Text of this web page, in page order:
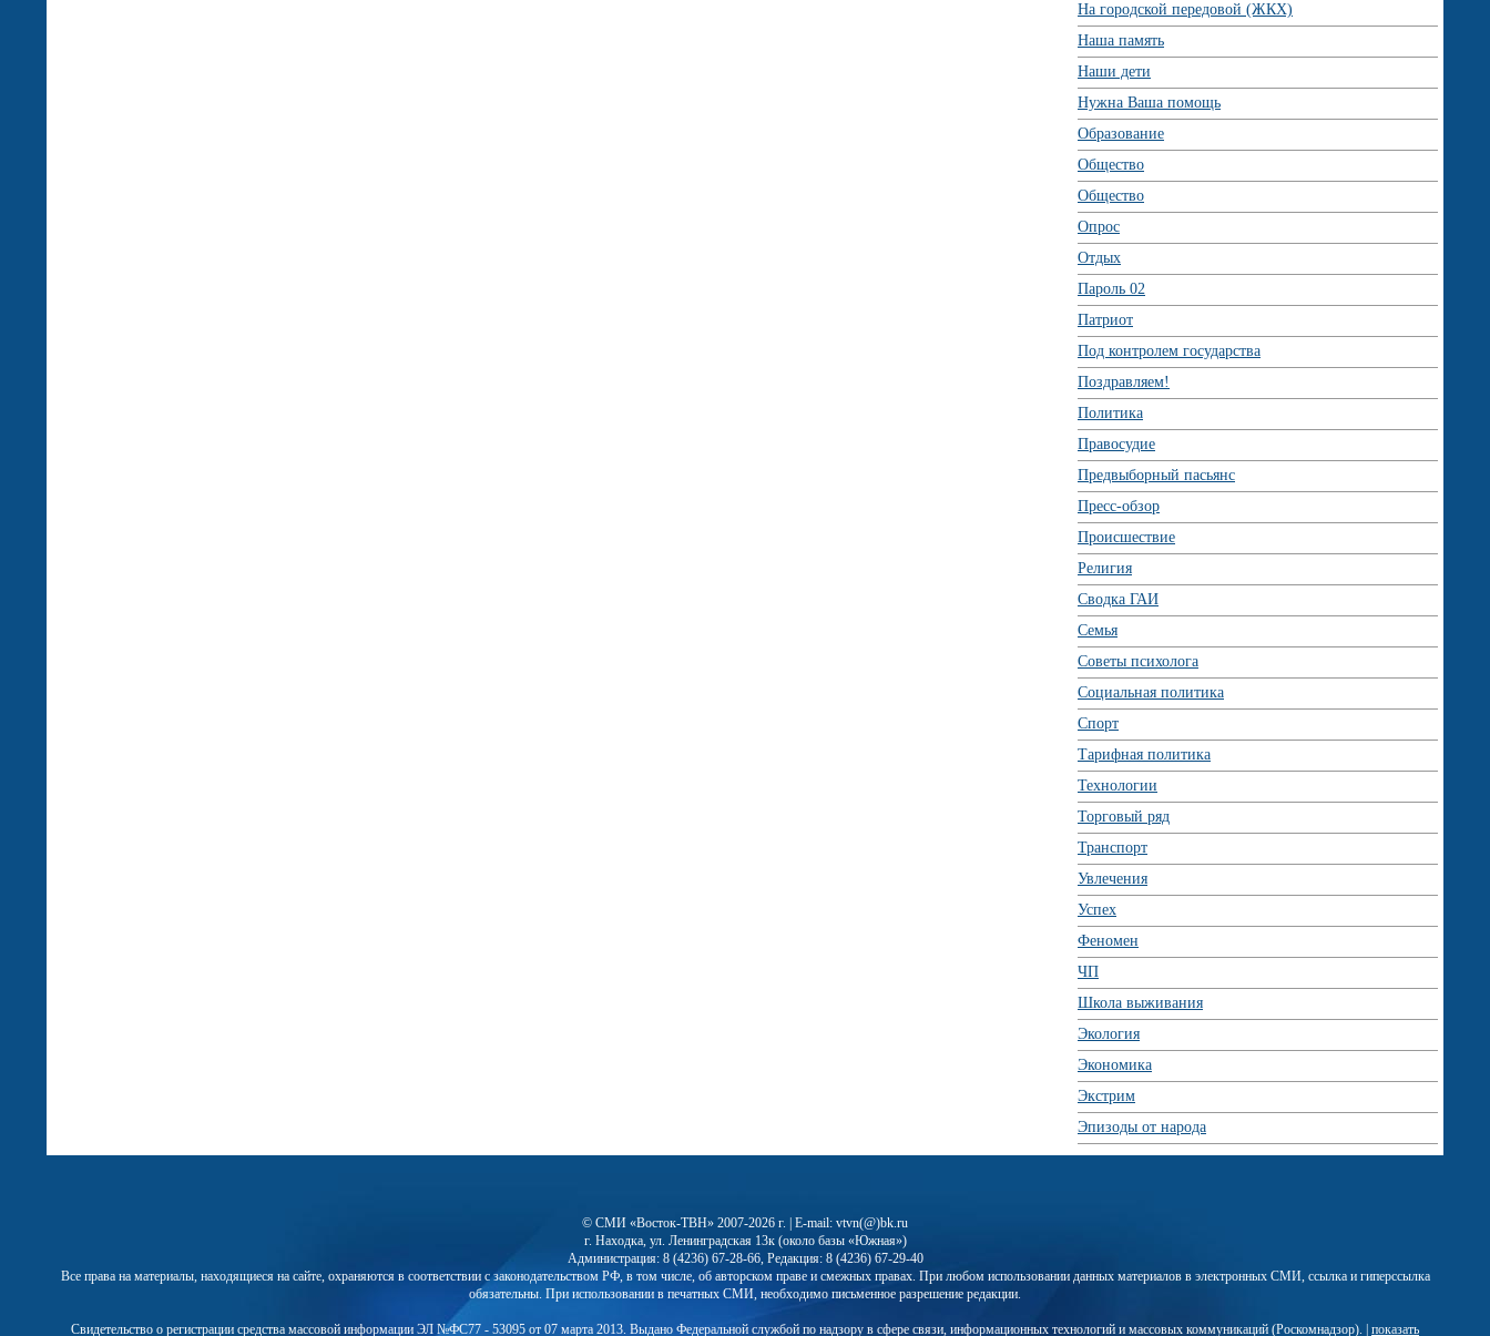
На городской передовой (ЖКХ)
Наша память
Наши дети
Нужна Ваша помощь
Образование
Общество
Общество
Опрос
Отдых
Пароль 02
Патриот
Под контролем государства
Поздравляем!
Политика
Правосудие
Предвыборный пасьянс
Пресс-обзор
Происшествие
Религия
Сводка ГАИ
Семья
Советы психолога
Социальная политика
Спорт
Тарифная политика
Технологии
Торговый ряд
Транспорт
Увлечения
Успех
Феномен
ЧП
Школа выживания
Экология
Экономика
Экстрим
Эпизоды от народа
© СМИ «Восток-ТВН» 2007-2026 г. | E-mail: vtvn(@)bk.ru
г. Находка, ул. Ленинградская 13к (около базы «Южная»)
Администрация: 8 (4236) 67-28-66, Редакция: 8 (4236) 67-29-40
Все права на материалы, находящиеся на сайте, охраняются в соответствии с законодательством РФ, в том числе, об авторском праве и смежных правах. При любом использовании данных материалов в электронных СМИ, ссылка и гиперссылка
обязательны. При использовании в печатных СМИ, необходимо письменное разрешение редакции.
Свидетельство о регистрации средства массовой информации ЭЛ №ФС77 - 53095 от 07 марта 2013. Выдано Федеральной службой по надзору в сфере связи, информационных технологий и массовых коммуникаций (Роскомнадзор). | показать